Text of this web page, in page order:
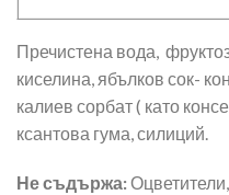
Пречистена вода,
киселина, ябълков сок-
калиев сорбат ( като
ксантова гума, силиций.
Не съдържа: